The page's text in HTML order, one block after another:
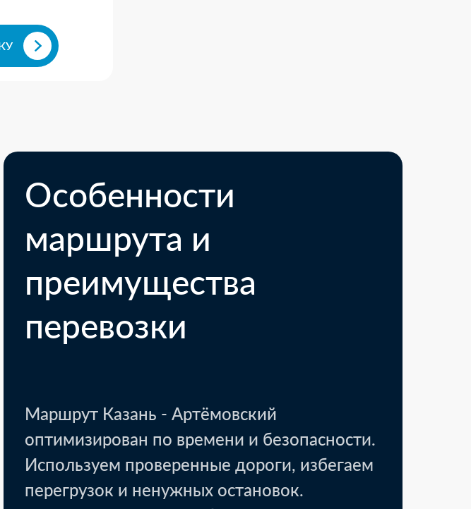
Особенности
маршрута и
преимущества
перевозки
Маршрут Казань - Артёмовский
оптимизирован по времени и безопасности.
Используем проверенные дороги, избегаем
перегрузок и ненужных остановок.
1 паллет - текстиль, упаковочные материалы
LTL доставка.